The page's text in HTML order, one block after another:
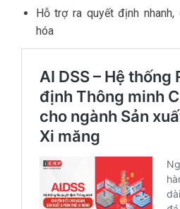
Hỗ trợ ra quyết định
hóa